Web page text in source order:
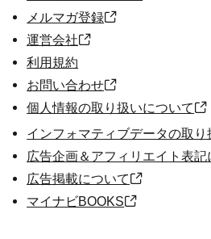
メルマガ登録
運営会社
利用規約
お問い合わせ
個人情報の取り扱いについて
インフォマティブデータの取り
広告企画＆アフィリエイト表記
広告掲載について
マイナビBOOKS